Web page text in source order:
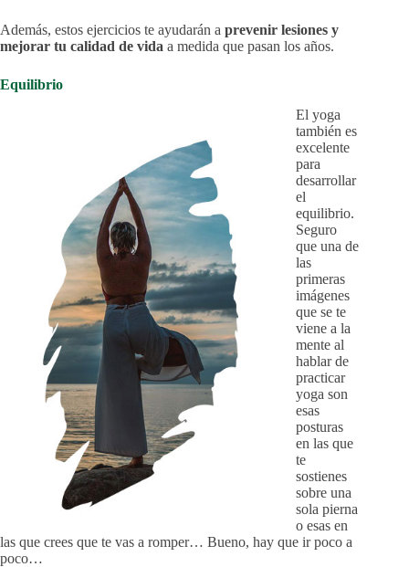
Además, estos ejercicios te ayudarán a prevenir lesiones y
mejorar tu calidad de vida a medida que pasan los años.
Equilibrio
El yoga
también es
excelente
para
desarrollar
el
equilibrio.
Seguro
que una de
las
primeras
imágenes
que se te
viene a la
mente al
hablar de
practicar
yoga son
esas
posturas
en las que
te
sostienes
sobre una
sola pierna
o esas en
las que crees que te vas a romper… Bueno, hay que ir poco a
poco…